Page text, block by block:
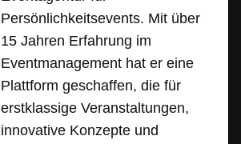
Persönlichkeitsevents. Mit über
15 Jahren Erfahrung im
Eventmanagement hat er eine
Plattform geschaffen, die für
erstklassige Veranstaltungen,
innovative Konzepte und